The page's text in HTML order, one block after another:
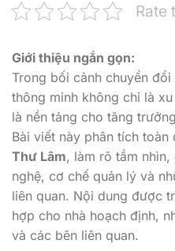
Rate
Giới thiệu ngắn gọn:
Trong bối cảnh chuyển
thông minh không chỉ là
là nền tảng cho tăng
Bài viết này phân tích toàn
Thư Lâm, làm rõ tầm
nghệ, cơ chế quản lý và
liên quan. Nội dung được
hợp cho nhà hoạch định,
và các bên liên quan.